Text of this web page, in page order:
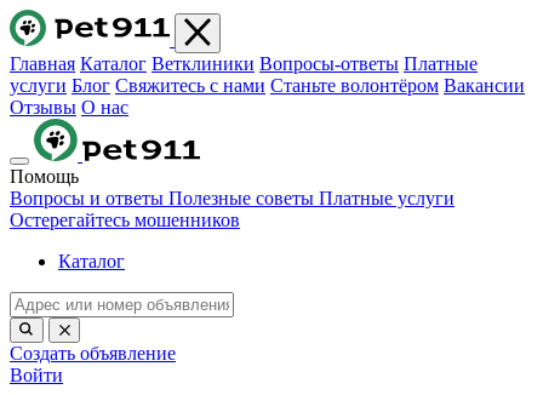
Главная Каталог Ветклиники Вопросы-ответы Платные
услуги Блог Свяжитесь с нами Станьте волонтёром Вакансии
Отзывы О нас
Помощь
Вопросы и ответы Полезные советы Платные услуги
Остерегайтесь мошенников
Каталог
Создать объявление
Войти